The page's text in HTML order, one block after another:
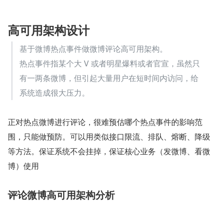
高可用架构设计
基于微博热点事件做微博评论高可用架构。
热点事件指某个大 V 或者明星爆料或者官宣，虽然只
有一两条微博，但引起大量用户在短时间内访问，给
系统造成很大压力。
正对热点微博进行评论，很难预估哪个热点事件的影响范
围，只能做预防。可以用类似接口限流、排队、熔断、降级
等方法。保证系统不会挂掉，保证核心业务（发微博、看微
博）使用
评论微博高可用架构分析